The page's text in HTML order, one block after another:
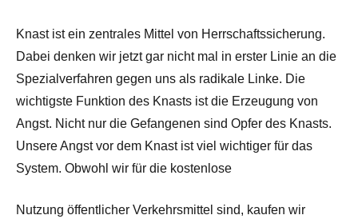
Knast ist ein zentrales Mittel von Herrschaftssicherung.
Dabei denken wir jetzt gar nicht mal in erster Linie an die
Spezialverfahren gegen uns als radikale Linke. Die
wichtigste Funktion des Knasts ist die Erzeugung von
Angst. Nicht nur die Gefangenen sind Opfer des Knasts.
Unsere Angst vor dem Knast ist viel wichtiger für das
System. Obwohl wir für die kostenlose
Nutzung öffentlicher Verkehrsmittel sind, kaufen wir